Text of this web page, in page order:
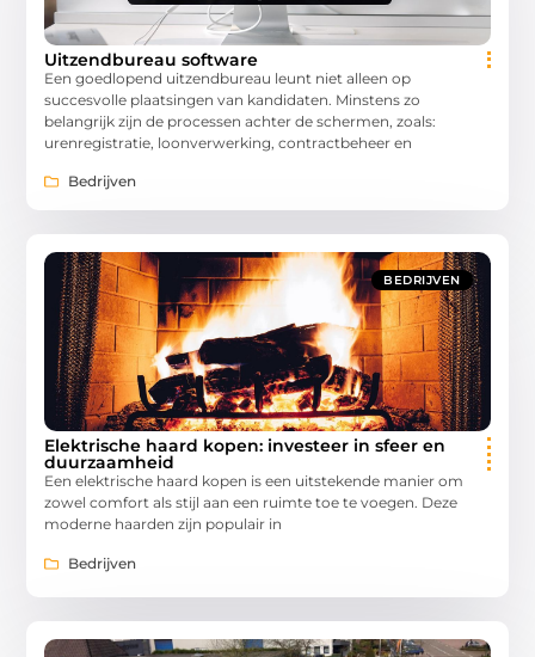
Uitzendbureau software
Een goedlopend uitzendbureau leunt niet alleen op
succesvolle plaatsingen van kandidaten. Minstens zo
belangrijk zijn de processen achter de schermen, zoals:
urenregistratie, loonverwerking, contractbeheer en
Bedrijven
BEDRIJVEN
Elektrische haard kopen: investeer in sfeer en
duurzaamheid
Een elektrische haard kopen is een uitstekende manier om
zowel comfort als stijl aan een ruimte toe te voegen. Deze
moderne haarden zijn populair in
Bedrijven